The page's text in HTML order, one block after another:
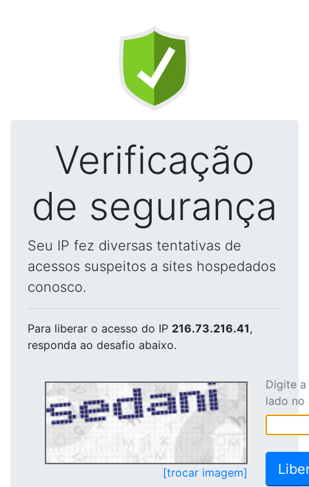
Verificação
de segurança
Seu IP fez diversas tentativas de
acessos suspeitos a sites hospedados
conosco.
Para liberar o acesso do IP 216.73.216.41,
responda ao desafio abaixo.
[trocar imagem]
Digite
lado no